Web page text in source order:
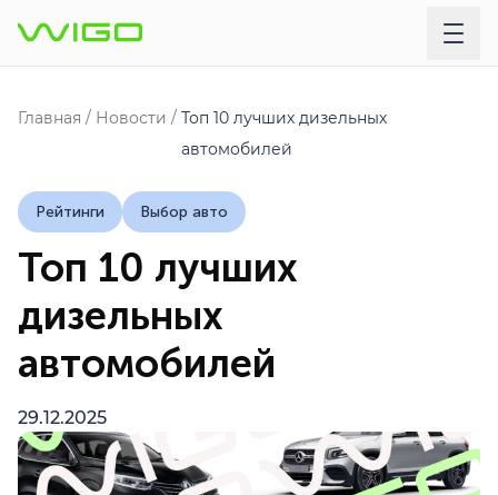
Главная Новости
Топ 10 лучших дизельных
автомобилей
Рейтинги Выбор авто
Топ 10 лучших
дизельных
автомобилей
29.12.2025